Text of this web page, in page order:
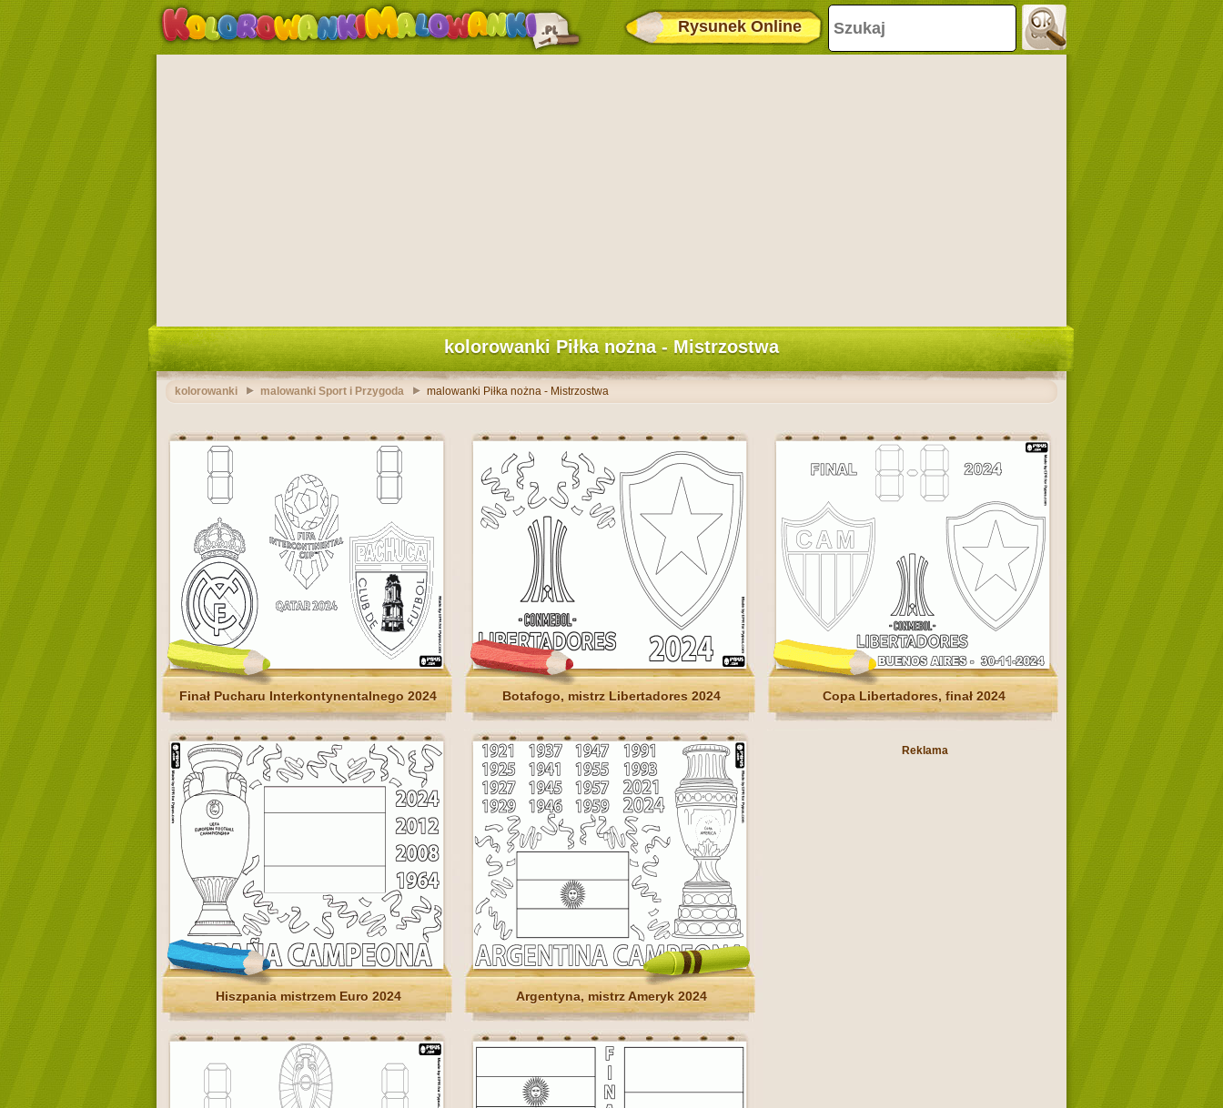
Rysunek Online
kolorowanki Piłka nożna - Mistrzostwa
kolorowanki malowanki Sport i Przygoda malowanki Piłka nożna - Mistrzostwa
Finał Pucharu Interkontynentalnego 2024 Botafogo, mistrz Libertadores 2024 Copa Libertadores, finał 2024
Hiszpania mistrzem Euro 2024 Argentyna, mistrz Ameryk 2024
Reklama